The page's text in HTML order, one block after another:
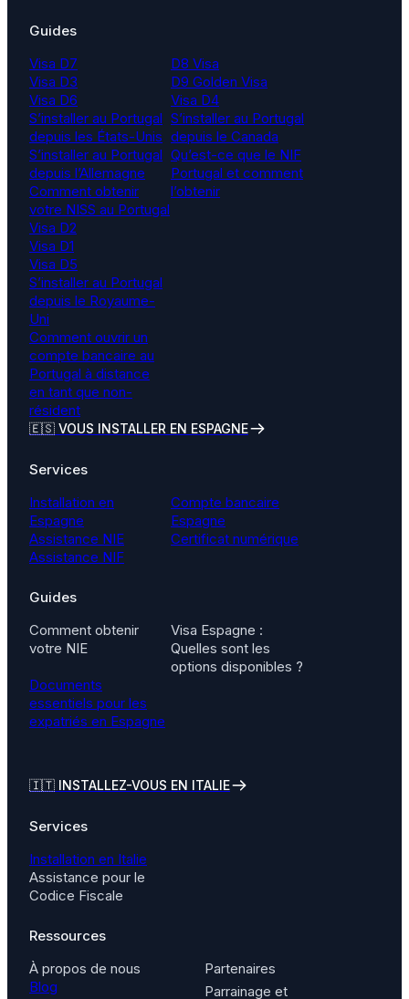
Guides
Visa D7
Visa D3
Visa D6
S’installer au Portugal
depuis les États-Unis
S’installer au Portugal
depuis l’Allemagne
Comment obtenir
votre NISS au Portugal
D8 Visa
D9 Golden Visa
Visa D4
S’installer au Portugal
depuis le Canada
Qu’est-ce que le NIF
Portugal et comment
l’obtenir
Visa D2
Visa D1
Visa D5
S’installer au Portugal
depuis le Royaume-
Uni
Comment ouvrir un
compte bancaire au
Portugal à distance
en tant que non-
résident
🇪🇸 VOUS INSTALLER EN ESPAGNE
Services
Installation en
Espagne
Assistance NIE
Assistance NIF
Compte bancaire
Espagne
Certificat numérique
Guides
Comment obtenir
votre NIE
Visa Espagne :
Quelles sont les
options disponibles ?
Documents
essentiels pour les
expatriés en Espagne
🇮🇹 INSTALLEZ-VOUS EN ITALIE
Services
Installation en Italie
Assistance pour le
Codice Fiscale
Ressources
À propos de nous
Blog
Partenaires
Parrainage et